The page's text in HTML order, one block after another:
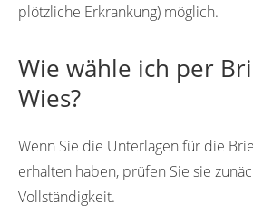
plötzliche Erkrankung) möglich.
Wie wähle ich per
Wies?
Wenn Sie die Unterlagen für die
erhalten haben, prüfen Sie sie
Vollständigkeit.